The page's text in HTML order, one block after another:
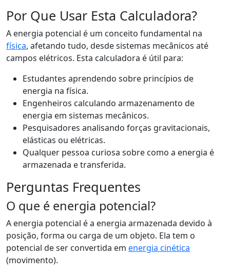
Por Que Usar Esta Calculadora?
A energia potencial é um conceito fundamental na
física, afetando tudo, desde sistemas mecânicos até
campos elétricos. Esta calculadora é útil para:
Estudantes aprendendo sobre princípios de
energia na física.
Engenheiros calculando armazenamento de
energia em sistemas mecânicos.
Pesquisadores analisando forças gravitacionais,
elásticas ou elétricas.
Qualquer pessoa curiosa sobre como a energia é
armazenada e transferida.
Perguntas Frequentes
O que é energia potencial?
A energia potencial é a energia armazenada devido à
posição, forma ou carga de um objeto. Ela tem o
potencial de ser convertida em energia cinética
(movimento).